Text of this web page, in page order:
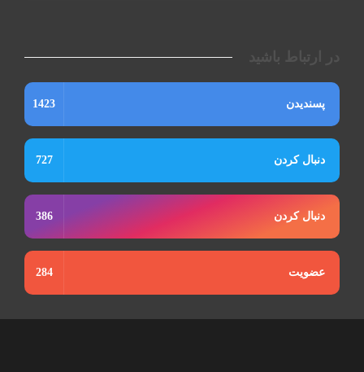
پسندیدن 1423
دنبال کردن 727
دنبال کردن 386
عضویت 284